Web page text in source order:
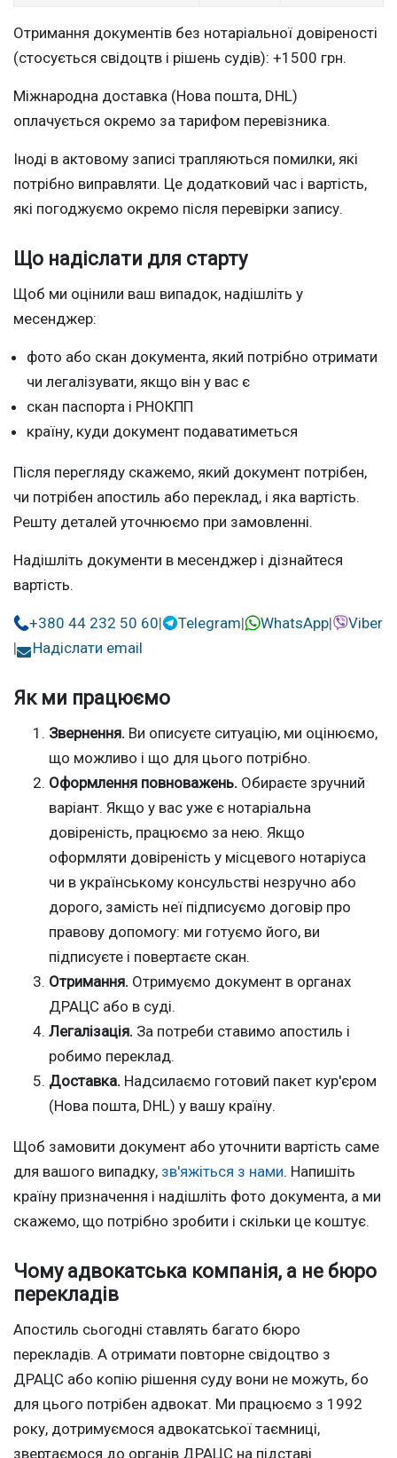
Отримання документів без нотаріальної довіреності
(стосується свідоцтв і рішень судів): +1500 грн.
Міжнародна доставка (Нова пошта, DHL)
оплачується окремо за тарифом перевізника.
Іноді в актовому записі трапляються помилки, які
потрібно виправляти. Це додатковий час і вартість,
які погоджуємо окремо після перевірки запису.
Що надіслати для старту
Щоб ми оцінили ваш випадок, надішліть у
месенджер:
фото або скан документа, який потрібно отримати
чи легалізувати, якщо він у вас є
скан паспорта і РНОКПП
країну, куди документ подаватиметься
Після перегляду скажемо, який документ потрібен,
чи потрібен апостиль або переклад, і яка вартість.
Решту деталей уточнюємо при замовленні.
Надішліть документи в месенджер і дізнайтеся
вартість.
+380 44 232 50 60| Telegram| WhatsApp|
Viber
|
Надіслати email
Як ми працюємо
Звернення. Ви описуєте ситуацію, ми оцінюємо,
що можливо і що для цього потрібно.
Оформлення повноважень. Обираєте зручний
варіант. Якщо у вас уже є нотаріальна
довіреність, працюємо за нею. Якщо
оформляти довіреність у місцевого нотаріуса
чи в українському консульстві незручно або
дорого, замість неї підписуємо договір про
правову допомогу: ми готуємо його, ви
підписуєте і повертаєте скан.
Отримання. Отримуємо документ в органах
ДРАЦС або в суді.
Легалізація. За потреби ставимо апостиль і
робимо переклад.
Доставка. Надсилаємо готовий пакет кур'єром
(Нова пошта, DHL) у вашу країну.
Щоб замовити документ або уточнити вартість саме
для вашого випадку, зв'яжіться з нами. Напишіть
країну призначення і надішліть фото документа, а ми
скажемо, що потрібно зробити і скільки це коштує.
Чому адвокатська компанія, а не бюро
перекладів
Апостиль сьогодні ставлять багато бюро
перекладів. А отримати повторне свідоцтво з
ДРАЦС або копію рішення суду вони не можуть, бо
для цього потрібен адвокат. Ми працюємо з 1992
року, дотримуємося адвокатської таємниці,
звертаємося до органів ДРАЦС на підставі